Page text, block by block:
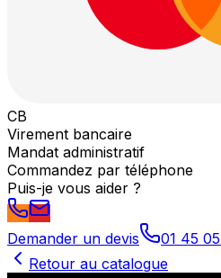
CB
Virement bancaire
Mandat administratif
Commandez par téléphone
Puis-je vous aider ?
Demander un devis
01 45 05
Retour au catalogue